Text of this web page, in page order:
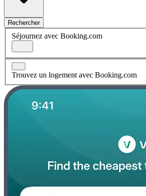
Rechercher
Séjournez avec Booking.com
Trouvez un logement avec Booking.com